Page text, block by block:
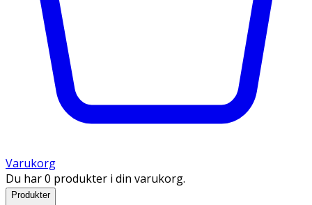
Varukorg
Du har 0 produkter i din varukorg.
Produkter